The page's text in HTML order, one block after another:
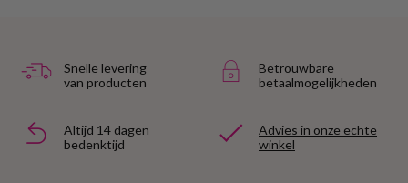
Snelle levering
van producten
Betrouwbare
betaalmogelijkheden
Altijd 14 dagen
bedenktijd
Advies in onze echte
winkel